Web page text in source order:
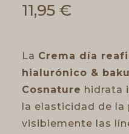
11,95 €
La Crema día
hialurónico &
Cosnature hidrata
la elasticidad de la
visiblemente las